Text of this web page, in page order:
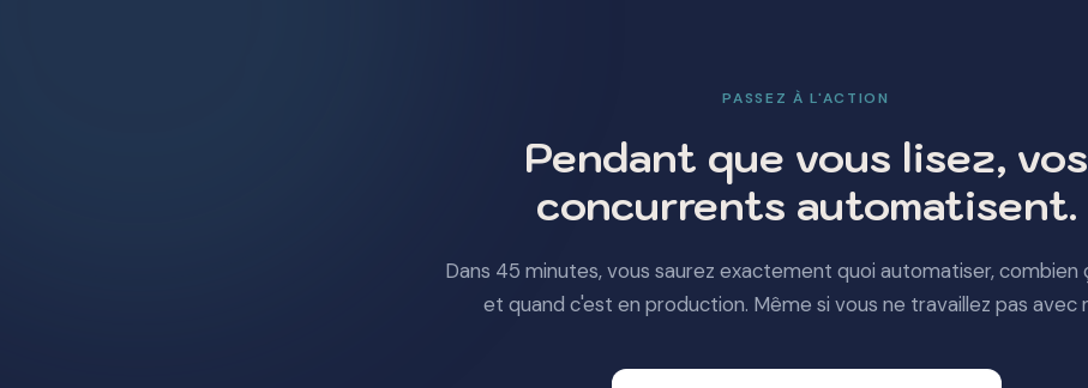
PASSEZ À L'ACTION
Pendant que vous lisez, vos
concurrents automatisent.
Dans 45 minutes, vous saurez exactement quoi automatiser, combien
et quand c'est en production. Même si vous ne travaillez pas avec